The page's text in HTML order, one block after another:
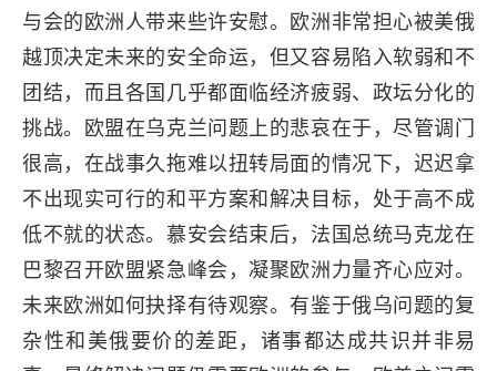
与会的欧洲人带来些许安慰。欧洲非常担心被美俄
越顶决定未来的安全命运，但又容易陷入软弱和不
团结，而且各国几乎都面临经济疲弱、政坛分化的
挑战。欧盟在乌克兰问题上的悲哀在于，尽管调门
很高，在战事久拖难以扭转局面的情况下，迟迟拿
不出现实可行的和平方案和解决目标，处于高不成
低不就的状态。慕安会结束后，法国总统马克龙在
巴黎召开欧盟紧急峰会，凝聚欧洲力量齐心应对。
未来欧洲如何抉择有待观察。有鉴于俄乌问题的复
杂性和美俄要价的差距，诸事都达成共识并非易